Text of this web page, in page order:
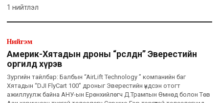
1 нийтлэл
Нийгэм
Америк-Хятадын дроны “өрсөлдөөн” Эверестийн
оргилд хүрэв
Зургийн тайлбар: Балбын “AirLift Technology ” компанийн баг
Хятадын “DJI FlyCart 100” дроныг Эверестийн үндсэн отогт
ажиллуулж байна АНУ-ын Ерөнхийлөгч Д.Трампын Өмнөд болон Төв